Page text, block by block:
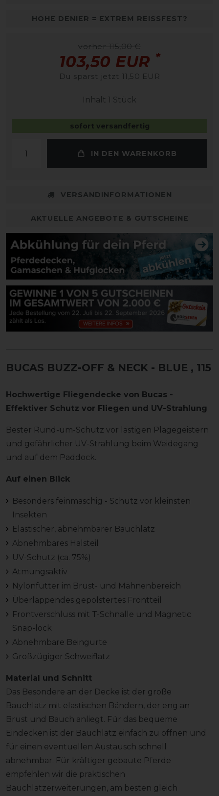
HOHE DENIER = EXTREM REISSFEST?
vorher 115,00 €
103,50 EUR *
Du sparst jetzt 11,50 EUR
Inhalt 1 Stück
sofort versandfertig
IN DEN WARENKORB
VERSANDINFORMATIONEN
AKTUELLE ANGEBOTE & GUTSCHEINE
BUCAS BUZZ-OFF & NECK - BLUE , 115
Hochwertige Fliegendecke von Bucas -
Effektiver Schutz vor Fliegen und UV-Strahlung
Bester Rund-um-Schutz vor lästigen Plagegeistern
und gefährlicher UV-Strahlung beim Weidegang
und auf dem Paddock.
Auf einen Blick
Besonders feinmaschig - Schutz vor kleinsten
Insekten
Elastischer, abnehmbarer Bauchlatz
Abnehmbares Halsteil
UV-Schutz (ca. 75%)
Atmungsaktiv
Nylonfutter im Brust- und Mähnenbereich
Überlappendes gepolstertes Frontteil
Frontverschluss mit T-Schnalle und Magnetic
Snap-lock
Abnehmbare Beingurte
Großzügiger Schweiflatz
Material und Schnitt
Das Besondere an der Decke ist der große
Bauchlatz mit elastischen Bändern, der eng an
Brust und Bauch anliegt. Für das bequeme
Eindecken ist der Bauchlatz einfach zu öffnen und
für einen eventuellen Austausch schnell
abnehmbar. Für kräftiger gebaute Pferde
empfehlen wir die praktischen
Bauchlatzerweiterungen, am besten gleich